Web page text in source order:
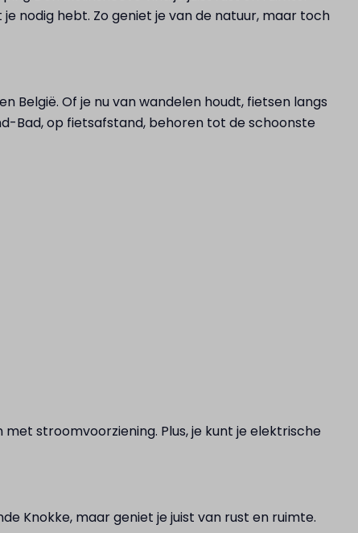
nodig hebt. Zo geniet je van de natuur, maar toch
België. Of je nu van wandelen houdt, fietsen langs
Bad, op fietsafstand, behoren tot de schoonste
stroomvoorziening. Plus, je kunt je elektrische
Knokke, maar geniet je juist van rust en ruimte.